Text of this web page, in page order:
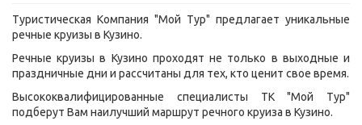
СТРАНЫ
УСЛУГИ
О КОМПАНИИ
Туристическая Компания "Мой Тур" предлагает уникальные
речные круизы в Кузино.
Речные круизы в Кузино проходят не только в выходные и
праздничные дни и рассчитаны для тех, кто ценит свое время.
Высококвалифицированные специалисты ТК "Мой Тур"
подберут Вам наилучший маршрут речного круиза в Кузино.